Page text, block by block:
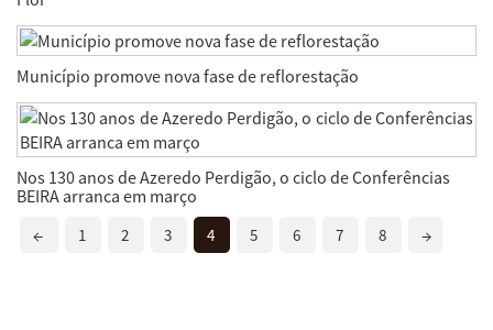
Município promove nova fase de reflorestação
Nos 130 anos de Azeredo Perdigão, o ciclo de Conferências
BEIRA arranca em março
← 1 2 3 4 5 6 7 8 →